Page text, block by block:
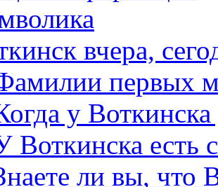
вчера,
первых
у
Воткинска есть
ли вы, что